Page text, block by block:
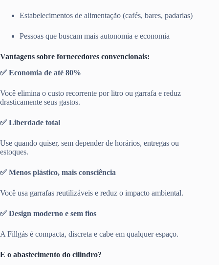
Estabelecimentos de alimentação (cafés, bares, padarias)
Pessoas que buscam mais autonomia e economia
Vantagens sobre fornecedores convencionais:
✅ Economia de até 80%
Você elimina o custo recorrente por litro ou garrafa e reduz
drasticamente seus gastos.
✅ Liberdade total
Use quando quiser, sem depender de horários, entregas ou
estoques.
✅ Menos plástico, mais consciência
Você usa garrafas reutilizáveis e reduz o impacto ambiental.
✅ Design moderno e sem fios
A Fillgás é compacta, discreta e cabe em qualquer espaço.
E o abastecimento do cilindro?